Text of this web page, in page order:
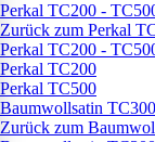
Perkal TC200 -
Zurück zum Perkal
Perkal TC200 -
Perkal TC200
Perkal TC500
Baumwollsatin
Zurück zum